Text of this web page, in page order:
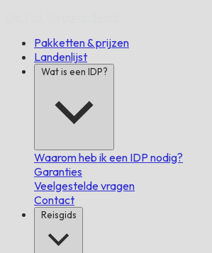
Pakketten & prijzen
Landenlijst
Wat is een IDP?
Waarom heb ik een IDP nodig?
Garanties
Veelgestelde vragen
Contact
Reisgids